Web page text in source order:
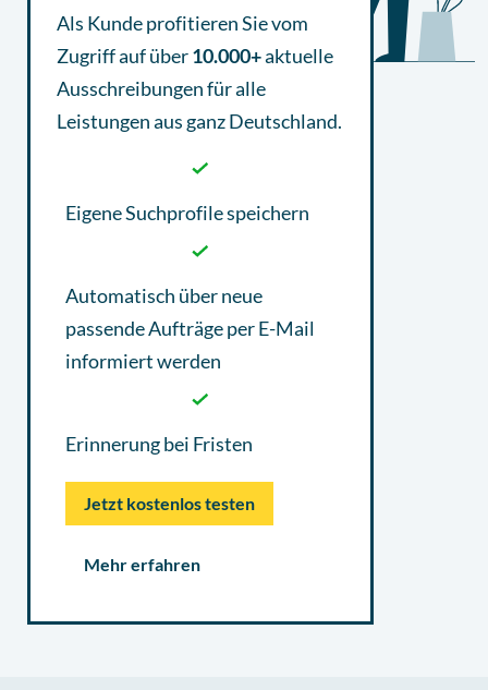
Als Kunde profitieren Sie vom
Zugriff auf über10.000+aktuelle
Ausschreibungenfür alle
Leistungen aus ganz Deutschland.
Eigene Suchprofile speichern
Automatisch über neue
passende Aufträge per E-Mail
informiert werden
Erinnerung bei Fristen
Jetzt kostenlos testen
Mehr erfahren